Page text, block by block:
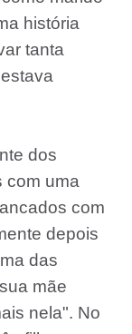
história
tanta
dos
com uma
com
depois
das
mãe
nela". No